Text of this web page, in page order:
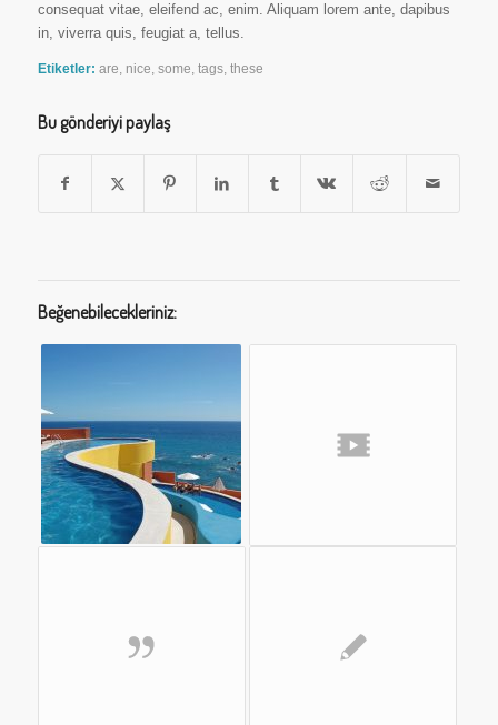
consequat vitae, eleifend ac, enim. Aliquam lorem ante, dapibus
in, viverra quis, feugiat a, tellus.
Etiketler: are nice some tags, these
Bu gönderiyi paylaş
Beğenebilecekleriniz: